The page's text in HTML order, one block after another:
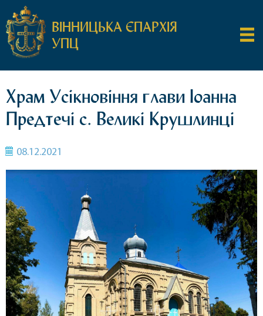
ВІННИЦЬКА ЄПАРХІЯ
УПЦ
Храм Усікновіння глави Іоанна
Предтечі с. Великі Крушлинці
08.12.2021